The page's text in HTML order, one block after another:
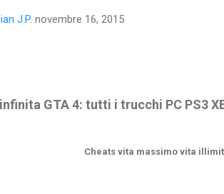
J.P. novembre 16, 2015
GTA 4: tutti i trucchi PC PS3
Cheats vita massimo vita